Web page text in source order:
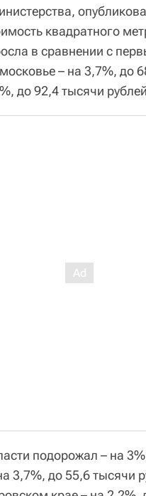
квадратного
в сравнении с
– на 3,7%, до
до 92,4 тысячи
подорожал – на
3,7%, до 55,6 тысячи